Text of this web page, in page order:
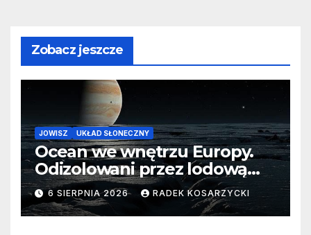
Zobacz jeszcze
JOWISZ UKŁAD SŁONECZNY
Ocean we wnętrzu Europy.
Odizolowani przez lodową
barierę
6 SIERPNIA 2026 RADEK KOSARZYCKI